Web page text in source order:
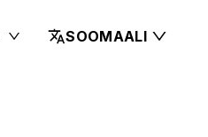
SOOMAALI